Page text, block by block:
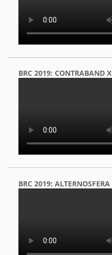
BRC 2019: CONTRABAND X
BRC 2019: ALTERNOSFERA